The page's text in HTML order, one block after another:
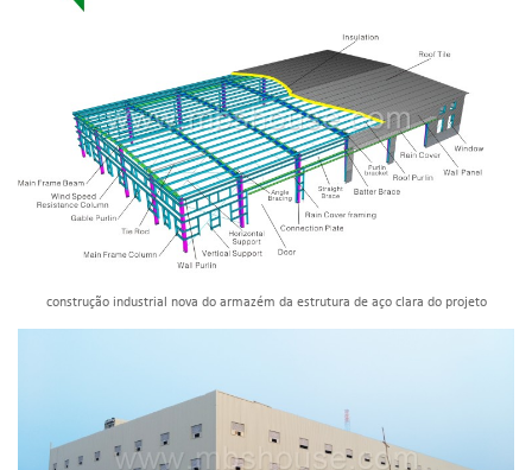
construção industrial nova do armazém da estrutura de aço clara do projeto